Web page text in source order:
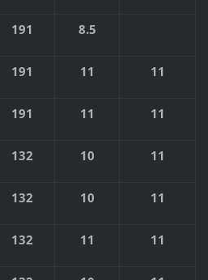
191 8.5
191 11 11
191 11 11
132 10 11
132 10 11
132 11 11